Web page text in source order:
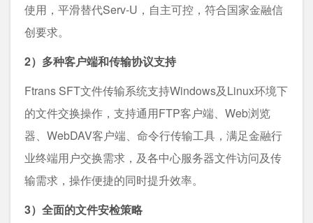
使用，平滑替代Serv-U，自主可控，符合国家金融信
创要求。
2）多种客户端和传输协议支持
Ftrans SFT文件传输系统支持Windows及Linux环境下
的文件交换操作，支持通用FTP客户端、Web浏览
器、WebDAV客户端、命令行传输工具，满足金融行
业终端用户交换需求，及各中心服务器文件访问及传
输需求，操作便捷的同时提升效率。
3）全面的文件安检策略